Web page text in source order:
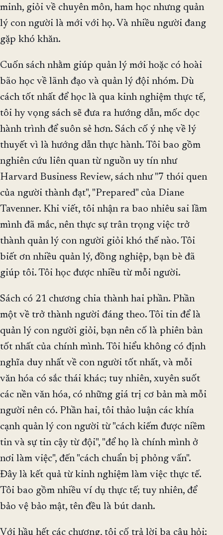
minh, giỏi về chuyên môn, ham học nhưng quản
lý con người là mới với họ. Và nhiều người đang
gặp khó khăn.
Cuốn sách nhằm giúp quản lý mới hoặc có hoài
bão học về lãnh đạo và quản lý đội nhóm. Dù
cách tốt nhất để học là qua kinh nghiệm thực tế,
tôi hy vọng sách sẽ đưa ra hướng dẫn, mốc dọc
hành trình để suôn sẻ hơn. Sách cố ý nhẹ về lý
thuyết vì là hướng dẫn thực hành. Tôi bao gồm
nghiên cứu liên quan từ nguồn uy tín như
Harvard Business Review, sách như "7 thói quen
của người thành đạt", "Prepared" của Diane
Tavenner. Khi viết, tôi nhận ra bao nhiêu sai lầm
mình đã mắc, nên thực sự trân trọng việc trở
thành quản lý con người giỏi khó thế nào. Tôi
biết ơn nhiều quản lý, đồng nghiệp, bạn bè đã
giúp tôi. Tôi học được nhiều từ mỗi người.
Sách có 21 chương chia thành hai phần. Phần
một về trở thành người đáng theo. Tôi tin để là
quản lý con người giỏi, bạn nên cố là phiên bản
tốt nhất của chính mình. Tôi hiểu không có định
nghĩa duy nhất về con người tốt nhất, và mỗi
văn hóa có sắc thái khác; tuy nhiên, xuyên suốt
các nền văn hóa, có những giá trị cơ bản mà mỗi
người nên có. Phần hai, tôi thảo luận các khía
cạnh quản lý con người từ "cách kiếm được niềm
tin và sự tin cậy từ đội", "để họ là chính mình ở
nơi làm việc", đến "cách chuẩn bị phỏng vấn".
Đây là kết quả từ kinh nghiệm làm việc thực tế.
Tôi bao gồm nhiều ví dụ thực tế; tuy nhiên, để
bảo vệ bảo mật, tên đều là bút danh.
Với hầu hết các chương, tôi cố trả lời ba câu hỏi: